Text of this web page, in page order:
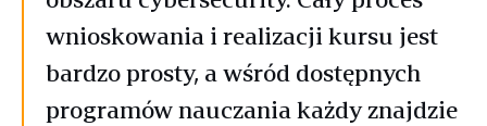
wnioskowania i realizacji kursu jest
bardzo prosty, a wśród dostępnych
programów nauczania każdy znajdzie